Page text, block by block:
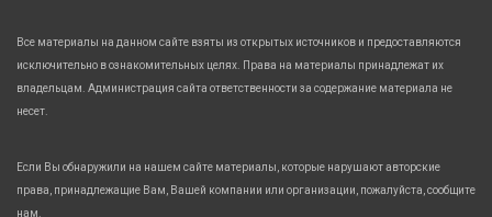
Все материалы на данном сайте взяты из открытых источников и предоставляются
исключительно в ознакомительных целях. Права на материалы принадлежат их
владельцам. Администрация сайта ответственности за содержание материала не
несет.
Если Вы обнаружили на нашем сайте материалы, которые нарушают авторские
права, принадлежащие Вам, Вашей компании или организации, пожалуйста, сообщите
нам.